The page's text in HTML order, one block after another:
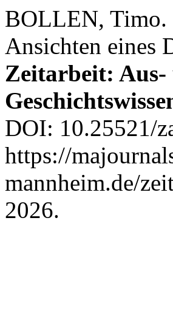
BOLLEN, Timo.
Ansichten eines
Zeitarbeit:
DOI: 10.25521/
https://
mannheim.de/
2026.